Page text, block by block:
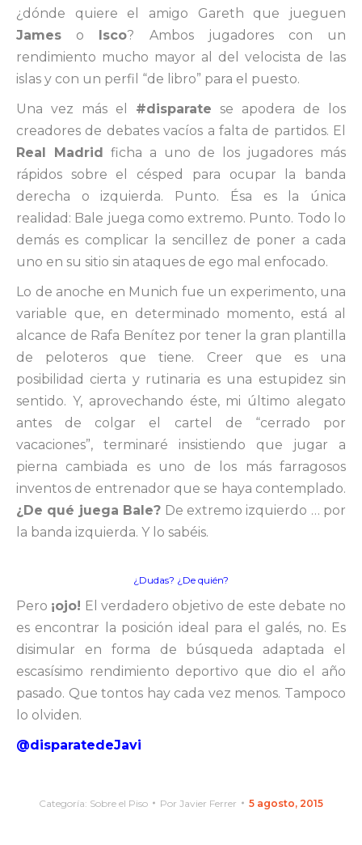
¿dónde quiere el amigo Gareth que jueguen
James o Isco? Ambos jugadores con un
rendimiento mucho mayor al del velocista de las
islas y con un perfil “de libro” para el puesto.
Una vez más el #disparate se apodera de los
creadores de debates vacíos a falta de partidos. El
Real Madrid ficha a uno de los jugadores más
rápidos sobre el césped para ocupar la banda
derecha o izquierda. Punto. Ésa es la única
realidad: Bale juega como extremo. Punto. Todo lo
demás es complicar la sencillez de poner a cada
uno en su sitio sin ataques de ego mal enfocado.
Lo de anoche en Munich fue un experimento, una
variable que, en determinado momento, está al
alcance de Rafa Benítez por tener la gran plantilla
de peloteros que tiene. Creer que es una
posibilidad cierta y rutinaria es una estupidez sin
sentido. Y, aprovechando éste, mi último alegato
antes de colgar el cartel de “cerrado por
vacaciones”, terminaré insistiendo que jugar a
pierna cambiada es uno de los más farragosos
inventos de entrenador que se haya contemplado.
¿De qué juega Bale? De extremo izquierdo … por
la banda izquierda. Y lo sabéis.
¿Dudas? ¿De quién?
Pero ¡ojo! El verdadero objetivo de este debate no
es encontrar la posición ideal para el galés, no. Es
disimular en forma de búsqueda adaptada el
escasísimo rendimiento deportivo que dio el año
pasado. Que tontos hay cada vez menos. Tampoco
lo olviden.
@disparatedeJavi
Categoría: Sobre el Piso Por Javier Ferrer 5 agosto, 2015